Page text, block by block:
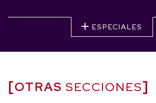
ESPECIALES
OTRAS SECCIONES